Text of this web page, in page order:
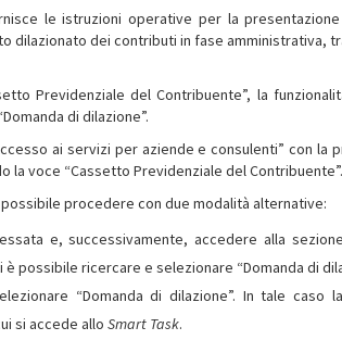
le istruzioni operative per la
dilazionato dei contributi in fase amministrativa,
Previdenziale del Contribuente”, la
di dilazione”.
ai servizi per aziende e consulenti” con la
la voce “Cassetto Previdenziale del Contribuente”.
procedere con due modalità alternative:
e, successivamente, accedere alla
possibile ricercare e selezionare “Domanda di
“Domanda di dilazione”. In tale caso
si accede allo Smart Task.